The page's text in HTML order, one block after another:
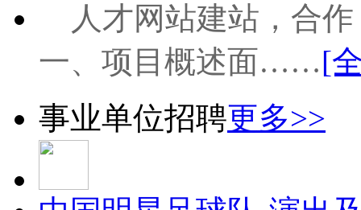
人才网站建站，合
一、项目概述面……[
事业单位招聘更多>>